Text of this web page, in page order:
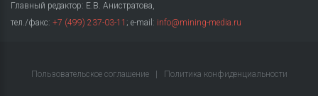
Главный редактор: Е.В. Анистратова,
тел./факс: +7 (499) 237-03-11 ; e-mail: info@mining-media.ru
Пользовательское соглашение Политика конфиденциальности